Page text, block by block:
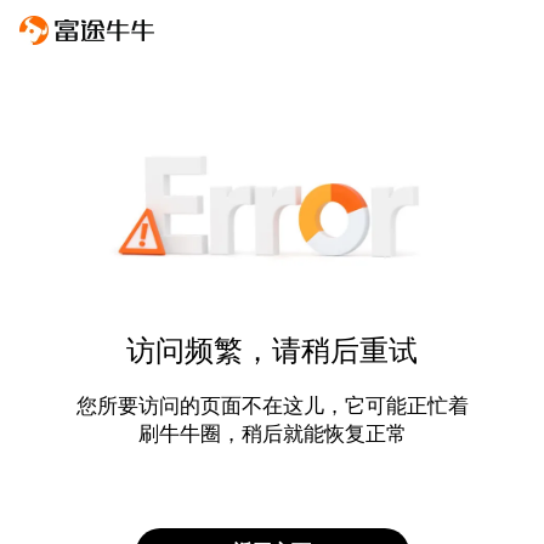
访问频繁，请稍后重试
您所要访问的页面不在这儿，它可能正忙着
刷牛牛圈，稍后就能恢复正常